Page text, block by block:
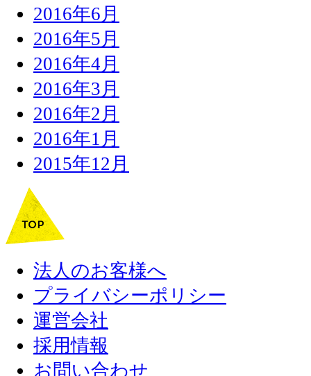
2016年6月
2016年5月
2016年4月
2016年3月
2016年2月
2016年1月
2015年12月
法人のお客様へ
プライバシーポリシー
運営会社
採用情報
お問い合わせ